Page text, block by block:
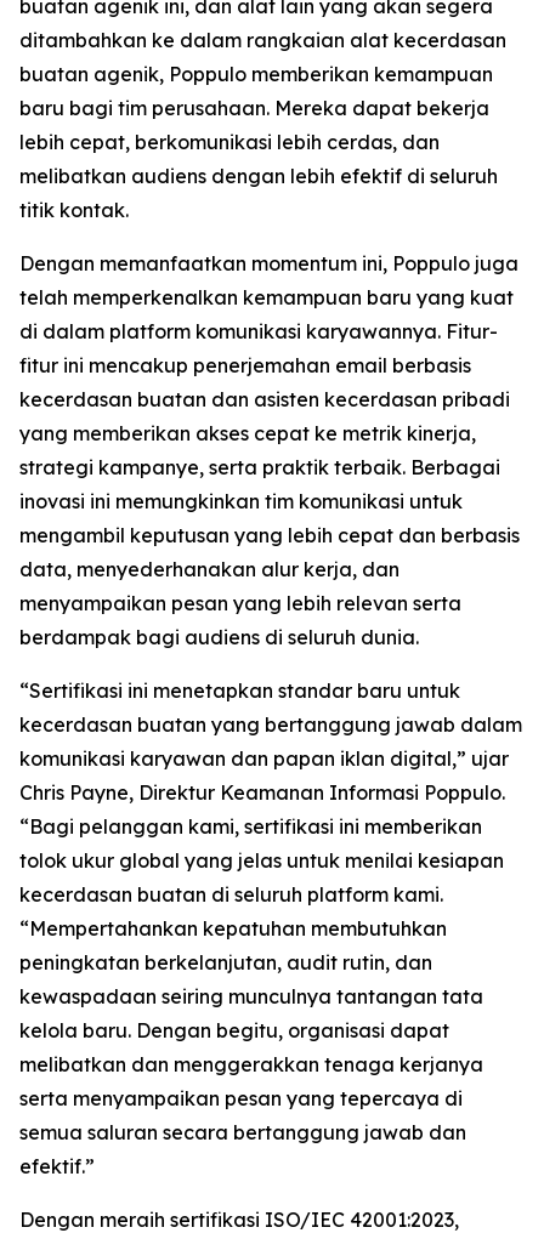
buatan agenik ini, dan alat lain yang akan segera
ditambahkan ke dalam rangkaian alat kecerdasan
buatan agenik, Poppulo memberikan kemampuan
baru bagi tim perusahaan. Mereka dapat bekerja
lebih cepat, berkomunikasi lebih cerdas, dan
melibatkan audiens dengan lebih efektif di seluruh
titik kontak.
Dengan memanfaatkan momentum ini, Poppulo juga
telah memperkenalkan kemampuan baru yang kuat
di dalam platform komunikasi karyawannya. Fitur-
fitur ini mencakup penerjemahan email berbasis
kecerdasan buatan dan asisten kecerdasan pribadi
yang memberikan akses cepat ke metrik kinerja,
strategi kampanye, serta praktik terbaik. Berbagai
inovasi ini memungkinkan tim komunikasi untuk
mengambil keputusan yang lebih cepat dan berbasis
data, menyederhanakan alur kerja, dan
menyampaikan pesan yang lebih relevan serta
berdampak bagi audiens di seluruh dunia.
“Sertifikasi ini menetapkan standar baru untuk
kecerdasan buatan yang bertanggung jawab dalam
komunikasi karyawan dan papan iklan digital,” ujar
Chris Payne, Direktur Keamanan Informasi Poppulo.
“Bagi pelanggan kami, sertifikasi ini memberikan
tolok ukur global yang jelas untuk menilai kesiapan
kecerdasan buatan di seluruh platform kami.
“Mempertahankan kepatuhan membutuhkan
peningkatan berkelanjutan, audit rutin, dan
kewaspadaan seiring munculnya tantangan tata
kelola baru. Dengan begitu, organisasi dapat
melibatkan dan menggerakkan tenaga kerjanya
serta menyampaikan pesan yang tepercaya di
semua saluran secara bertanggung jawab dan
efektif.”
Dengan meraih sertifikasi ISO/IEC 42001:2023,